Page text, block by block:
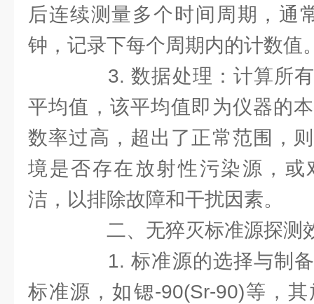
后连续测量多个时间周期，通
钟，记录下每个周期内的计数值
3. 数据处理：计算所有
平均值，该平均值即为仪器的
数率过高，超出了正常范围，
境是否存在放射性污染源，或
洁，以排除故障和干扰因素。
二、无猝灭标准源探测
1. 标准源的选择与制备
标准源，如锶-90(Sr-90)等，